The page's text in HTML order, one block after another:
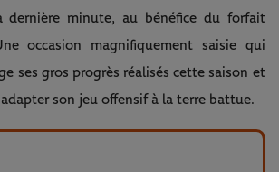
dernière minute, au bénéfice du forfait
occasion magnifiquement saisie qui
ses gros progrès réalisés cette saison et
son jeu offensif à la terre battue.